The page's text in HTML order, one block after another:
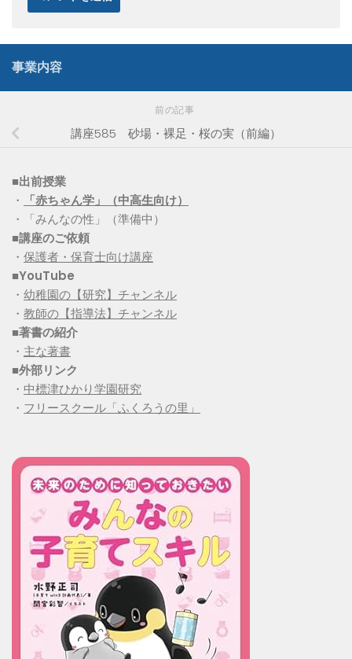
事業内容
前の記事
講座585 砂場・裸足・桜の実（前編）
■出前授業
・
「赤ちゃん学」（中高生向け）
・「みんなの性」（準備中）
■講座のご依頼
・ 保護者・保育士向け講座
■YouTube
・ 幼稚園の【研究】チャンネル
・ 教師の【指導法】チャンネル
■著書の紹介
・ 主な著書
■外部リンク
・ 中標津ひかり学園研究
・ フリースクール「ふくろうの里」